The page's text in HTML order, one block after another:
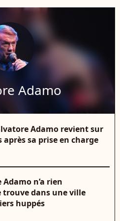
Adamo
Adamo revient sur
sa prise en charge
n’a rien
trouve dans une ville
huppés